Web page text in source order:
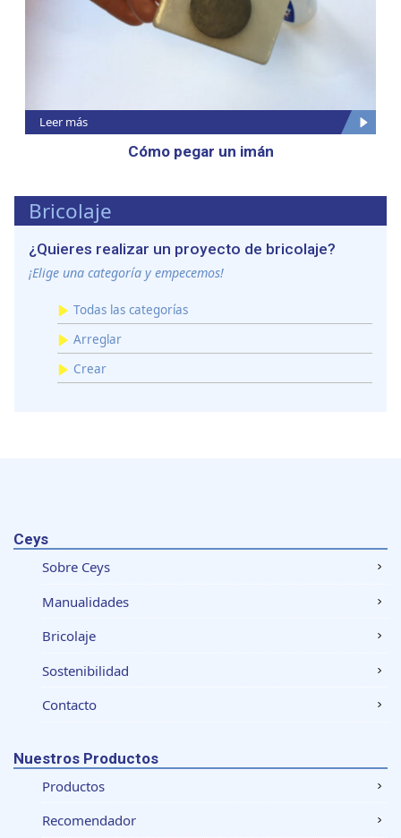
Las cookies de este sitio web se usan para personalizar
el contenido y los anuncios, ofrecer funciones de redes
sociales y analizar el tráfico. Además, compartimos
nuestros partners de redes sociales, publicidad y análisis
web, quienes pueden combinarla con otra información
que les haya proporcionado o que hayan recopilado a
Leer más
Cómo pegar un imán
Bricolaje
¿Quieres realizar un proyecto de bricolaje?
¡Elige una categoría y empecemos!
Todas las categorías
Arreglar
Crear
Ceys
Sobre Ceys
Manualidades
Bricolaje
Sostenibilidad
Contacto
Nuestros Productos
Productos
Recomendador